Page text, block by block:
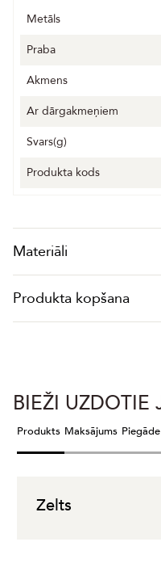
Metāls
Praba
Akmens
Ar dārgakmeņiem
Svars(g)
Produkta kods
Materiāli
Produkta kopšana
BIEŽI UZDOTIE
Produkts Maksājums
Zelts